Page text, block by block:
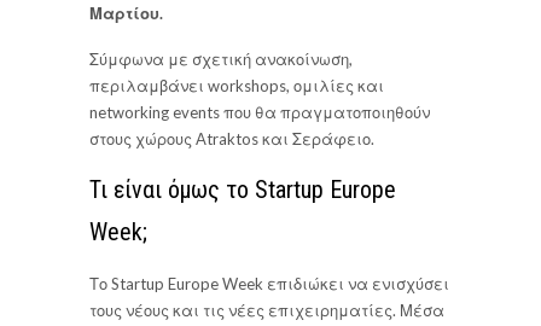
Μαρτίου.
Σύμφωνα με σχετική ανακοίνωση,
περιλαμβάνει workshops, ομιλίες και
networking events που θα πραγματοποιηθούν
στους χώρους Atraktos και Σεράφειο.
Τι είναι όμως το Startup Europe
Week;
Το Startup Europe Week επιδιώκει να ενισχύσει
τους νέους και τις νέες επιχειρηματίες. Μέσα